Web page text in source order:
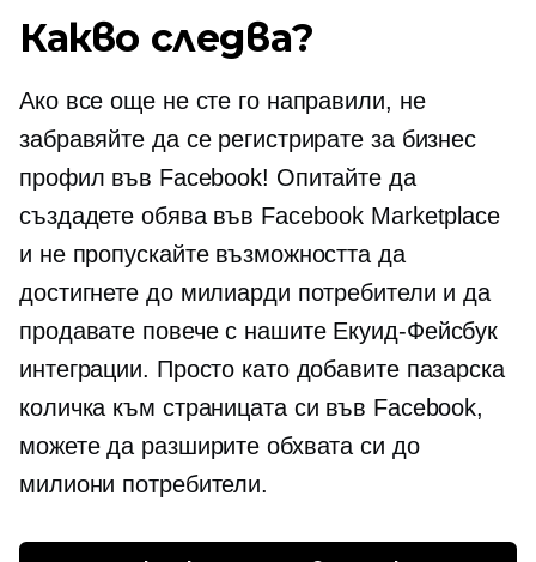
Какво следва?
Ако все още не сте го направили, не
забравяйте да се регистрирате за бизнес
профил във Facebook! Опитайте да
създадете обява във Facebook Marketplace
и не пропускайте възможността да
достигнете до милиарди потребители и да
продавате повече с нашите Екуид-Фейсбук
интеграции. Просто като добавите пазарска
количка към страницата си във Facebook,
можете да разширите обхвата си до
милиони потребители.